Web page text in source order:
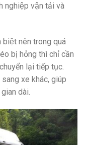
nghiệp vận tải và
biệt nên trong quá
bị hỏng thì chỉ cần
lại tiếp tục.
xe khác, giúp
dài.